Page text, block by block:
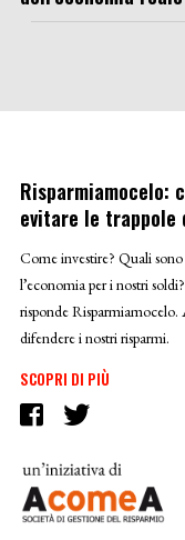
Risparmiamocelo:
evitare le trappole
Come investire? Quali
l’economia per i nostri
risponde
difendere i nostri risparmi.
SCOPRI DI PIÙ